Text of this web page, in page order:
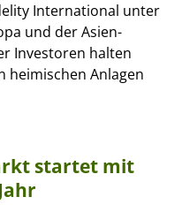
International unter
und der Asien-
Investoren halten
heimischen Anlagen
startet mit